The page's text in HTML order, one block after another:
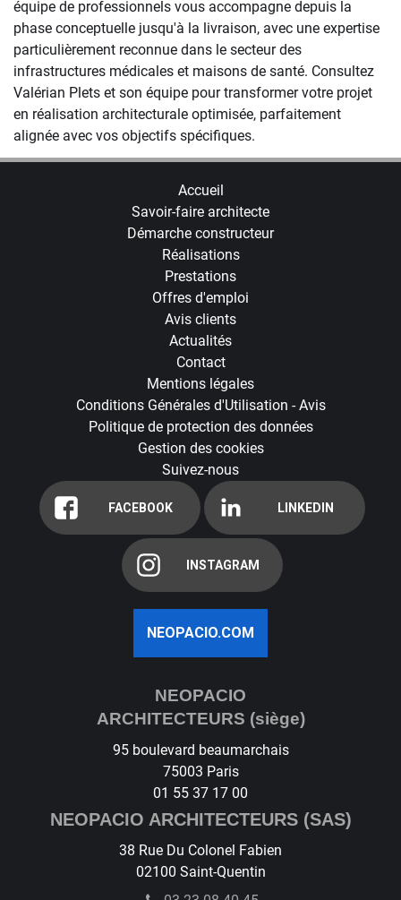
équipe de professionnels vous accompagne depuis la
phase conceptuelle jusqu'à la livraison, avec une expertise
particulièrement reconnue dans le secteur des
infrastructures médicales et maisons de santé. Consultez
Valérian Plets et son équipe pour transformer votre projet
en réalisation architecturale optimisée, parfaitement
alignée avec vos objectifs spécifiques.
Accueil
Savoir-faire architecte
Démarche constructeur
Réalisations
Prestations
Offres d'emploi
Avis clients
Actualités
Contact
Mentions légales
Conditions Générales d'Utilisation - Avis
Politique de protection des données
Gestion des cookies
Suivez-nous
FACEBOOK LINKEDIN
INSTAGRAM
NEOPACIO.COM
NEOPACIO
ARCHITECTEURS (siège)
95 boulevard beaumarchais
75003 Paris
01 55 37 17 00
NEOPACIO ARCHITECTEURS (SAS)
38 Rue Du Colonel Fabien
02100 Saint-Quentin